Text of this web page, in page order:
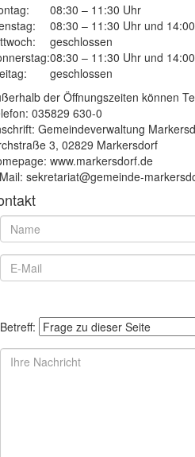
08:30 – 11:30 Uhr
08:30 – 11:30 Uhr und
geschlossen
08:30 – 11:30 Uhr und
geschlossen
der Öffnungszeiten können
035829 630-0
Gemeindeverwaltung
3, 02829 Markersdorf
www.markersdorf.de
sekretariat@gemeinde-
Betreff: